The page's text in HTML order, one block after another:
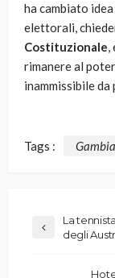
ha cambiato
elettorali,
Costituzionale,
rimanere al
inammissibile da
Tags : Gambia
La
degli